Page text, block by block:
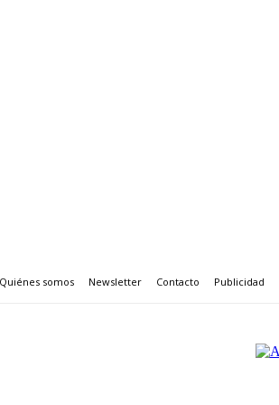
Quiénes somos Newsletter Contacto Publicidad